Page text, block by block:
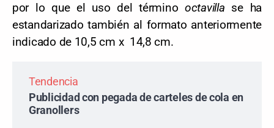
por lo que el uso del término octavilla se ha
estandarizado también al formato anteriormente
indicado de 10,5 cm x 14,8 cm.
Tendencia
Publicidad con pegada de carteles de cola en
Granollers